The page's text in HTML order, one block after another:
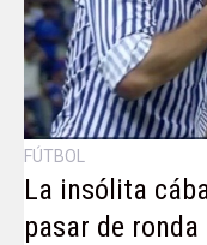
FÚTBOL
La insólita
pasar de ronda